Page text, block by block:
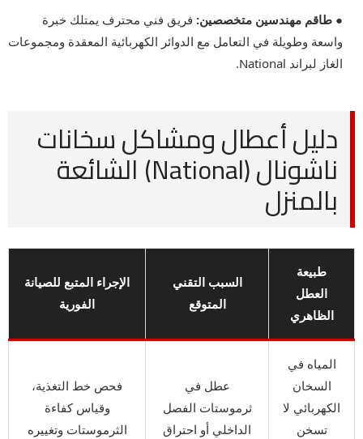
● طاقم مهندسين متخصصين: فريق فني محترف يمتلك خبرة
واسعة وطويلة في التعامل مع الدوائر الكهربائية المعقدة ومجموعات
الغاز لبراند National.
دليل أعطال ومشاكل سخانات
ناشونال (National) الشائعة
بالمنزل
طبيعة
العطل
الظاهري
السبب التقني
المتوقع
الإجراء المتبع للصيانة
الفورية
المياه في
السخان
الكهربائي لا
تسخن
عطل في
ثرموستات الفصل
الداخلي أو احتراق
فحص خط التغذية،
وقياس كفاءة
الثرموستات وتغييره